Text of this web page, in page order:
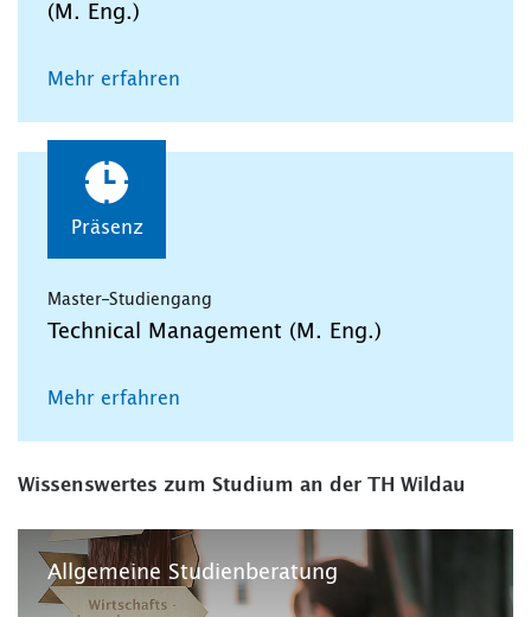
(M. Eng.)
Mehr erfahren
Präsenz
Master-Studiengang
Technical Management (M. Eng.)
Mehr erfahren
Wissenswertes zum Studium an der TH Wildau
Allgemeine Studienberatung